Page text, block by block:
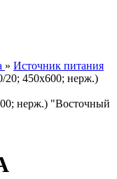
» Источник питания
450х600; нерж.)